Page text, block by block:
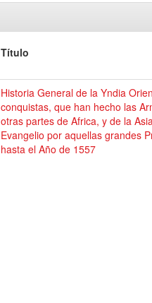
Título
Historia General de la Yndia
conquistas, que han hecho las
otras partes de Africa, y de la
Evangelio por aquellas grandes
hasta el Año de 1557